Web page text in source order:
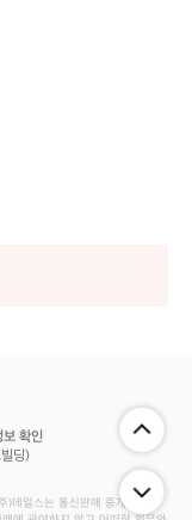
확인
딩)
데얼스는 통신판매 중개자로서